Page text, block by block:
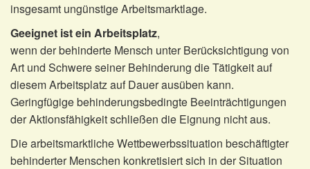
insgesamt ungünstige Arbeitsmarktlage.
Geeignet ist ein Arbeitsplatz,
wenn der behinderte Mensch unter Berücksichtigung von
Art und Schwere seiner Behinderung die Tätigkeit auf
diesem Arbeitsplatz auf Dauer ausüben kann.
Geringfügige behinderungsbedingte Beeinträchtigungen
der Aktionsfähigkeit schließen die Eignung nicht aus.
Die arbeitsmarktliche Wettbewerbssituation beschäftigter
behinderter Menschen konkretisiert sich in der Situation